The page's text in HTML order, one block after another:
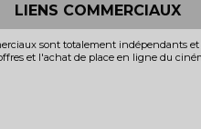
LIENS COMMERCIAUX
sont totalement indépendants et
et l'achat de place en ligne du